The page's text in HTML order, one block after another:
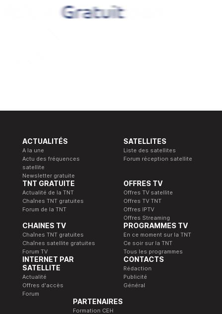
ACTUALITÉS
A la une
Actu des fréquences
satellite
Newsletter gratuite
SATELLITES
Liste des satellites
Forum réception satellite
TNT GRATUITE
Actualité de la TNT
Chaînes TNT gratuites
Forum de la TNT
OFFRES TV
Offres TV satellite
Offres TV TNT
Offres IPTV
Offres Streaming
CHAINES TV
Chaînes TNT gratuites
Chaînes satellite gratuites
Forum TV
PROGRAMMES TV
En ce moment sur la TNT
Ce soir sur la TNT
Tous les programmes
INTERNET PAR
SATELLITE
Actualité
Offres d'accès
Forum
CONTACTS
Rédaction
Publicité
Général
PARTENAIRES
Formation CEH